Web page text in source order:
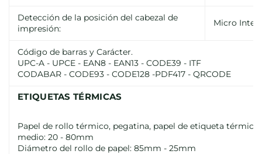
Detección de la posición del cabezal de
impresión:
Micro
Código de barras y Carácter.
UPC-A - UPCE - EAN8 - EAN13 - CODE39 - ITF
CODABAR - CODE93 - CODE128 -PDF417 - QRCODE
ETIQUETAS TÉRMICAS
Papel de rollo térmico, pegatina, papel de etiqueta térmica
medio: 20 - 80mm
Diámetro del rollo de papel: 85mm - 25mm